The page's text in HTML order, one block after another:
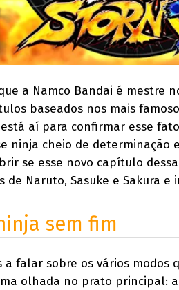
a Namco Bandai é mestre
baseados nos mais
aí para confirmar esse
ninja cheio de determinação
se esse novo capítulo
de Naruto, Sasuke e Sakura e
sem fim
a falar sobre os vários modos
olhada no prato principal: